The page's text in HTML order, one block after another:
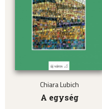
Chiara Lubich
A egység